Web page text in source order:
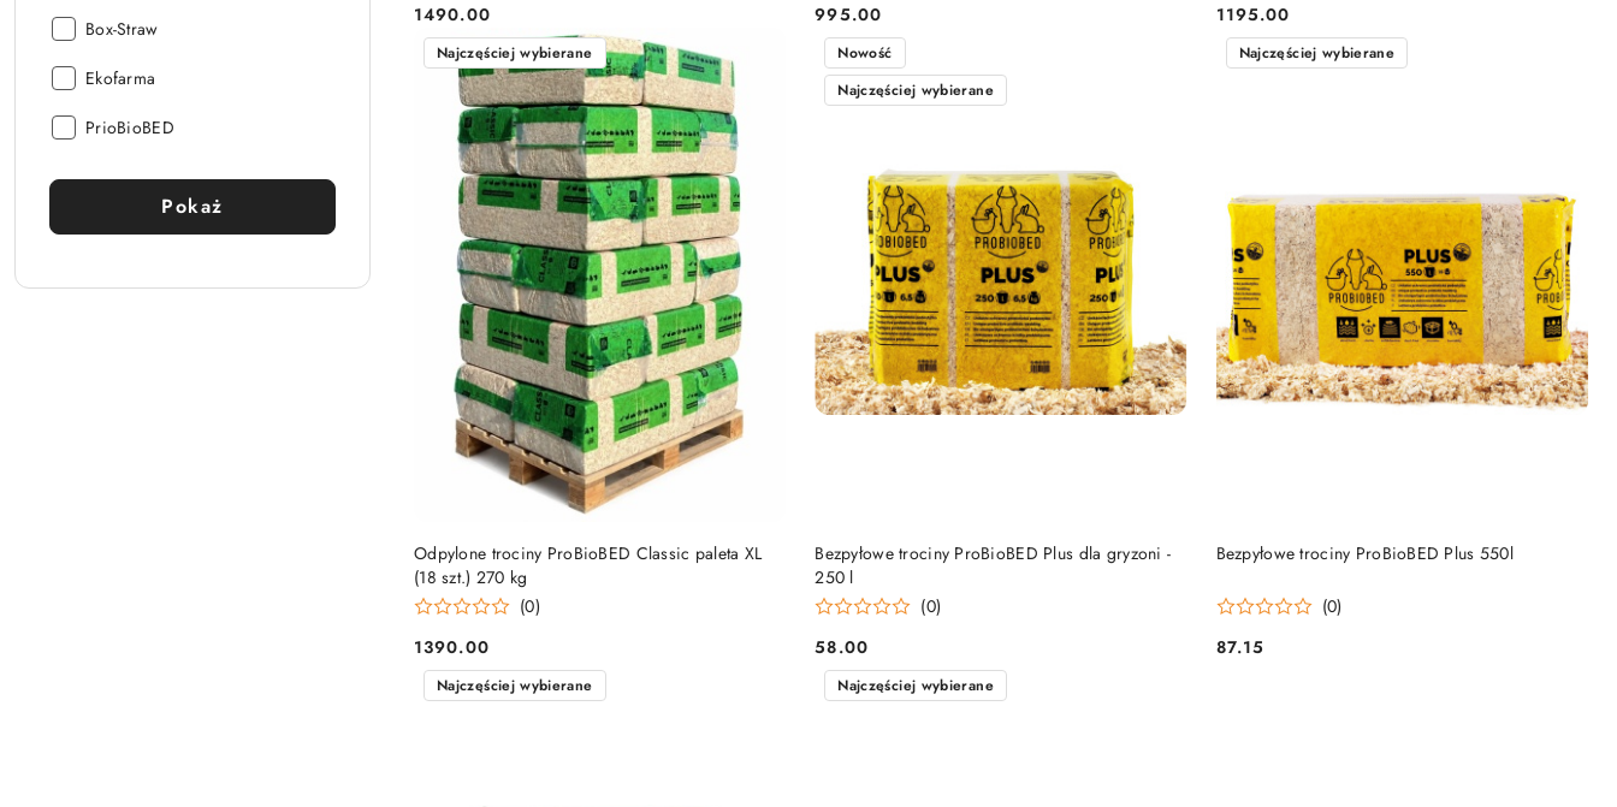
Producent:
Box-Straw
Producent:
Ekofarma
Producent:
PrioBioBED
Pokaż
Cena:
1490.00 Cena:
995.00 Cena:
1195.00
Odpylone trociny ProBioBED Classic paleta XL
(18 szt.) 270 kg
(0)
Cena:
1390.00
Najczęściej wybierane
DO KOSZYKA
Bezpyłowe trociny ProBioBED Plus dla gryzoni -
250 l
(0)
Cena:
58.00
Nowość
Najczęściej wybierane
DO KOSZYKA Bezpyłowe trociny ProBioBED Plus 550l
(0)
Cena:
87.15
Najczęściej wybierane
DO KOSZYKA
Najczęściej wybierane Najczęściej wybierane